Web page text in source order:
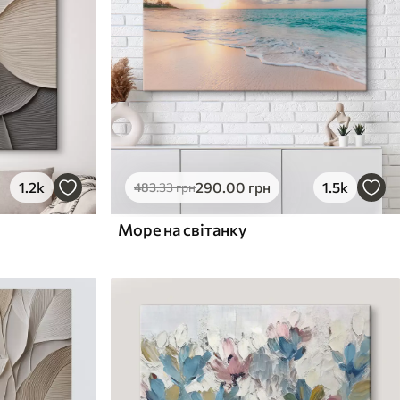
1.2k 483.33грн290.00 грн 1.5k
Море на світанку